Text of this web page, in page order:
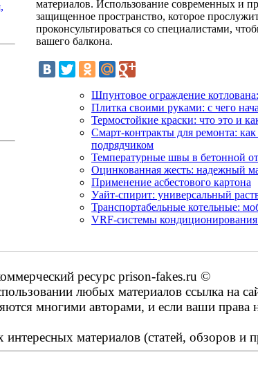
материалов. Использование современных и
защищенное пространство, которое
проконсультироваться со специалистами,
вашего балкона.
Шпунтовое ограждение
Плитка своими руками: с чего
Термостойкие краски: что это и
Смарт-контракты для ремонта:
подрядчиком
Температурные швы в бетонной
Оцинкованная жесть: надежный
Применение асбестового картона
Уайт-спирит: универсальный
Транспортабельные котельные:
VRF-системы
ресурс prison-fakes.ru ©
любых материалов ссылка на
многими авторами, и если ваши
материалов (статей, обзоров и